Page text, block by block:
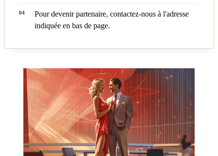
Pour devenir partenaire, contactez-nous à l'adresse
indiquée en bas de page.